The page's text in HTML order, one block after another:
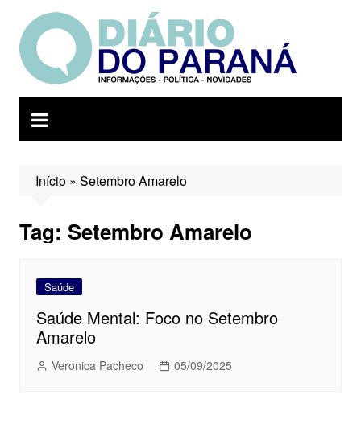
para
conteúdo
Início» Setembro Amarelo
Tag: Setembro Amarelo
Saúde
Saúde Mental: Foco no Setembro
Amarelo
Veronica Pacheco 05/09/2025